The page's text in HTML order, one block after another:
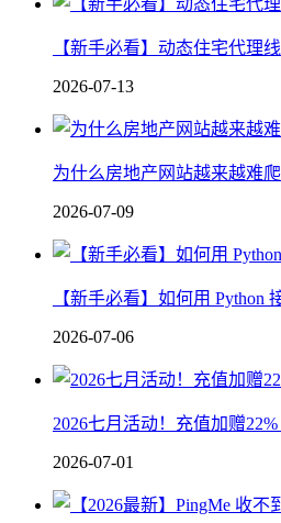
【新手必看】动态住宅代理
2026-07-13
为什么房地产网站越来越难
2026-07-09
【新手必看】如何用 Python
2026-07-06
2026七月活动！充值加赠
2026-07-01